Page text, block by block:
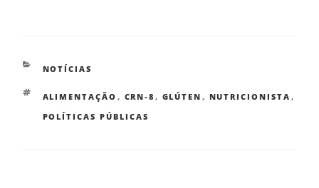
NOTÍCIAS
ALIMENTAÇÃO , CRN-8 , GLÚTEN , NUTRICIONISTA ,
POLÍTICAS PÚBLICAS